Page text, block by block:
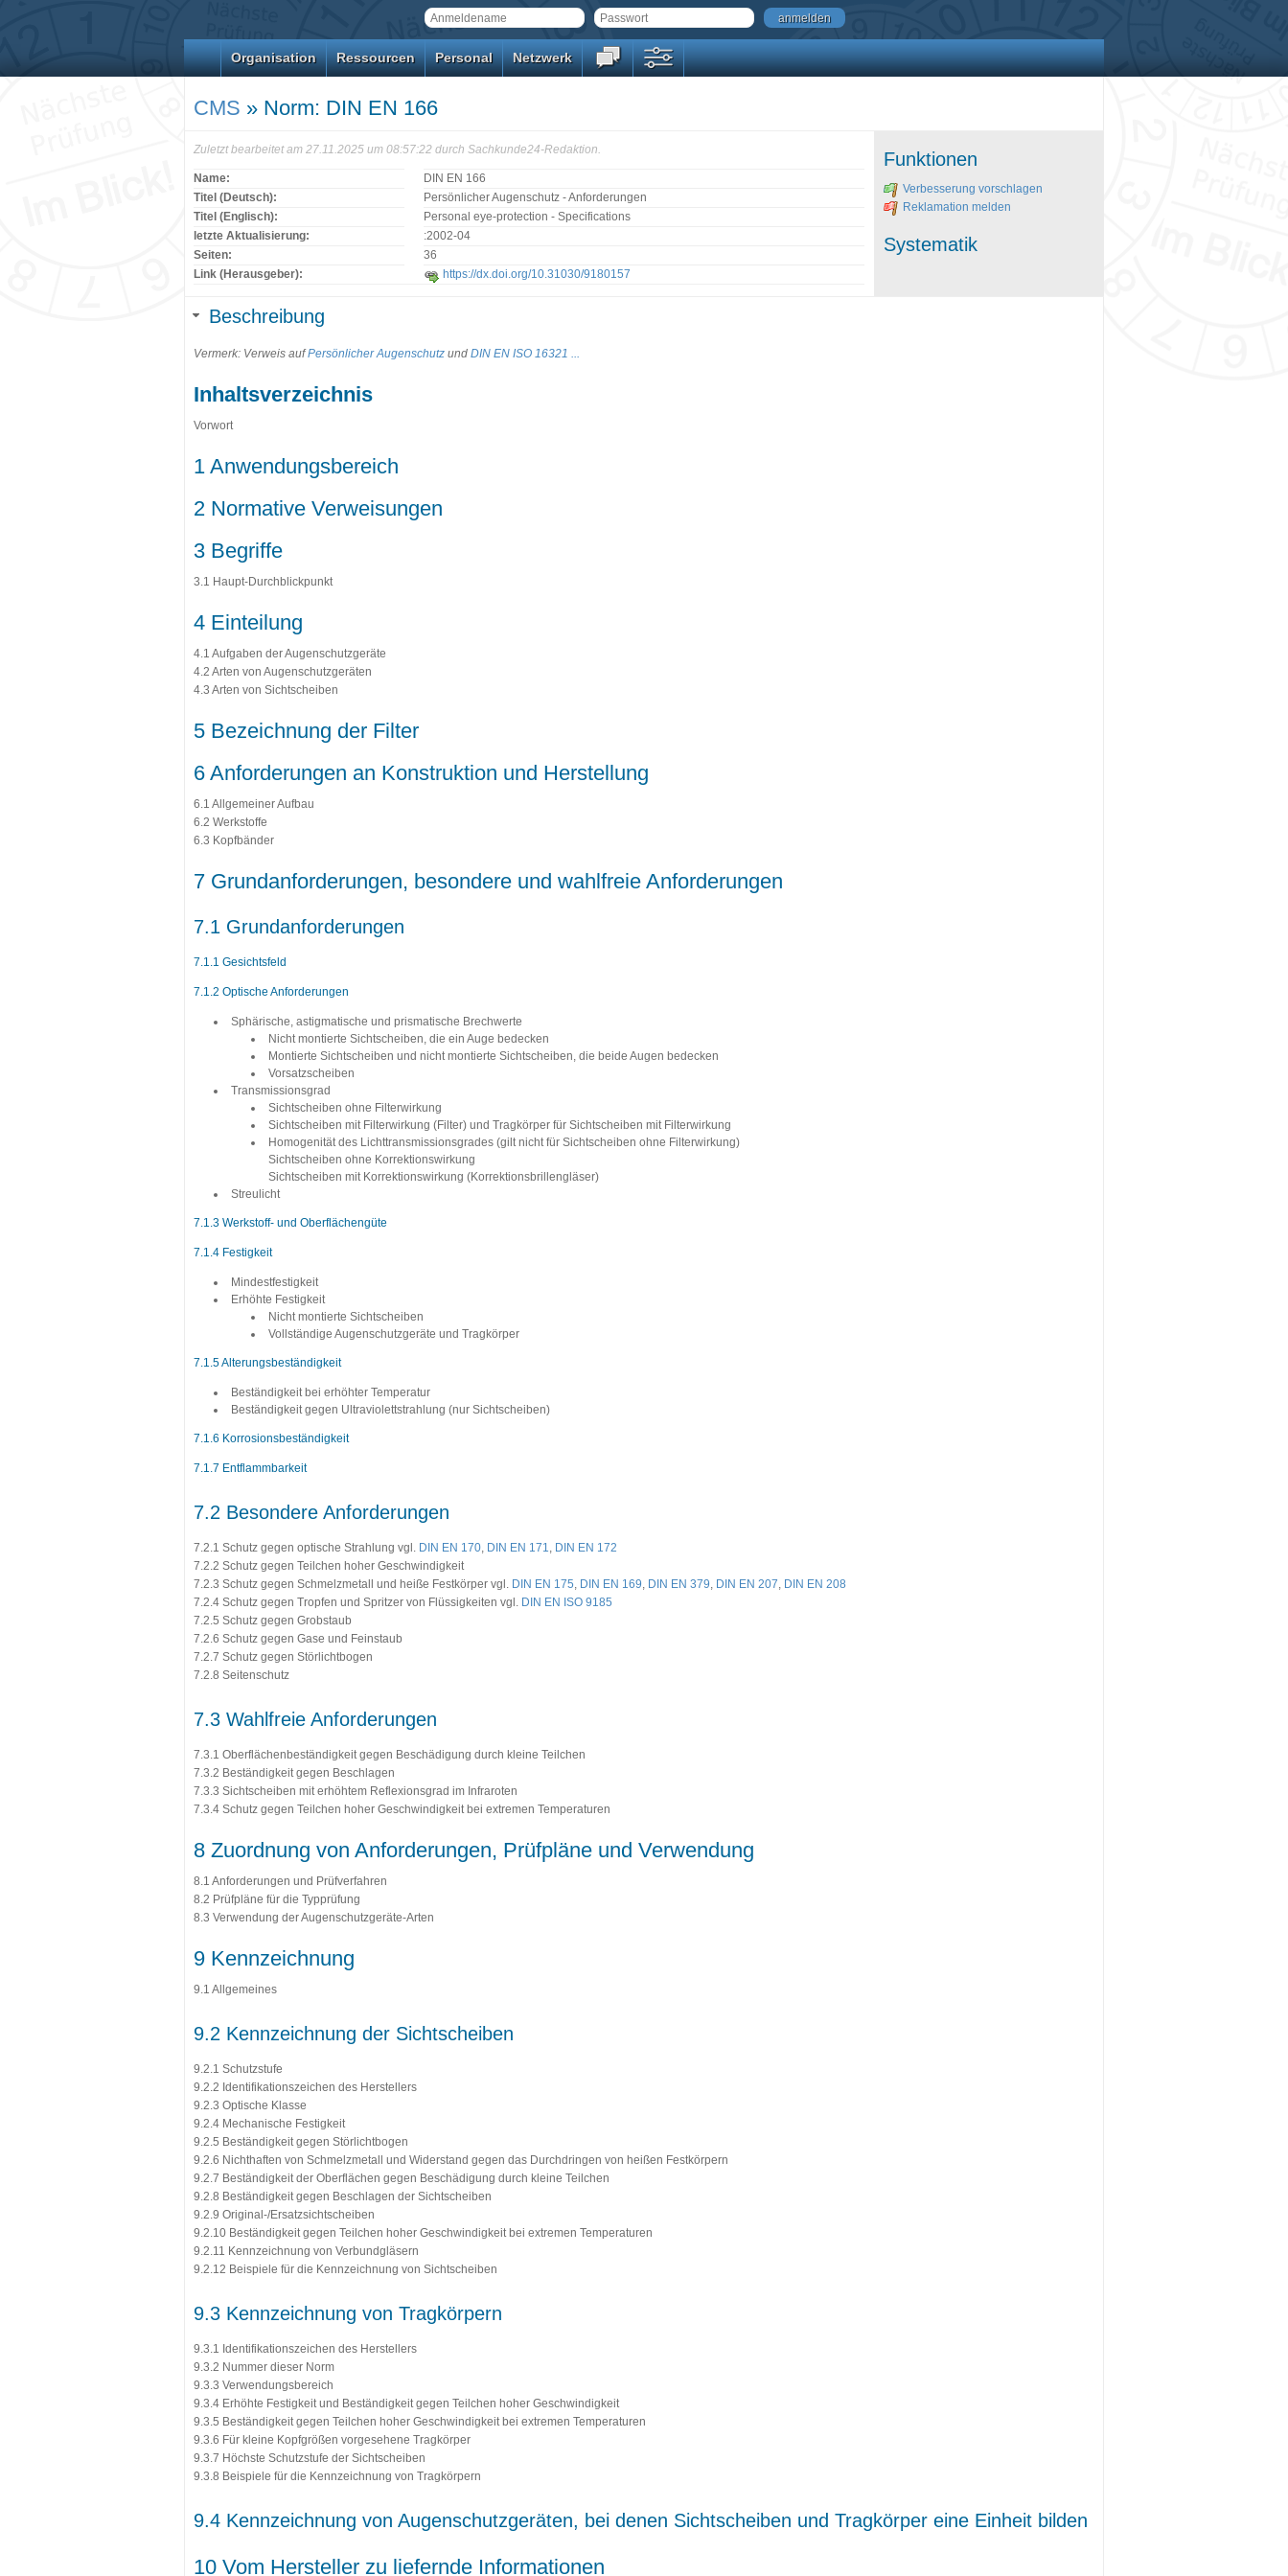
anmelden
Organisation Ressourcen Personal Netzwerk
CMS » Norm: DIN EN 166
Zuletzt bearbeitet am 27.11.2025 um 08:57:22 durch Sachkunde24-Redaktion.
Name:
DIN EN 166
Titel (Deutsch):
Persönlicher Augenschutz - Anforderungen
Titel (Englisch):
Personal eye-protection - Specifications
letzte Aktualisierung:
:2002-04
Seiten:
36
Link (Herausgeber):
https://dx.doi.org/10.31030/9180157
Funktionen
Verbesserung vorschlagen
Reklamation melden
Systematik
Beschreibung
Vermerk: Verweis aufPersönlicher Augenschutz und DIN EN ISO 16321 ...
Inhaltsverzeichnis
Vorwort
1 Anwendungsbereich
2 Normative Verweisungen
3 Begriffe
3.1 Haupt-Durchblickpunkt
4 Einteilung
4.1 Aufgaben der Augenschutzgeräte
4.2 Arten von Augenschutzgeräten
4.3 Arten von Sichtscheiben
5 Bezeichnung der Filter
6 Anforderungen an Konstruktion und Herstellung
6.1 Allgemeiner Aufbau
6.2 Werkstoffe
6.3 Kopfbänder
7 Grundanforderungen, besondere und wahlfreie Anforderungen
7.1 Grundanforderungen
7.1.1 Gesichtsfeld
7.1.2 Optische Anforderungen
Sphärische, astigmatische und prismatische Brechwerte
Nicht montierte Sichtscheiben, die ein Auge bedecken
Montierte Sichtscheiben und nicht montierte Sichtscheiben, die beide Augen bedecken
Vorsatzscheiben
Transmissionsgrad
Sichtscheiben ohne Filterwirkung
Sichtscheiben mit Filterwirkung (Filter) und Tragkörper für Sichtscheiben mit Filterwirkung
Homogenität des Lichttransmissionsgrades (gilt nicht für Sichtscheiben ohne Filterwirkung)
Sichtscheiben ohne Korrektionswirkung
Sichtscheiben mit Korrektionswirkung (Korrektionsbrillengläser)
Streulicht
7.1.3 Werkstoff- und Oberflächengüte
7.1.4 Festigkeit
Mindestfestigkeit
Erhöhte Festigkeit
Nicht montierte Sichtscheiben
Vollständige Augenschutzgeräte und Tragkörper
7.1.5 Alterungsbeständigkeit
Beständigkeit bei erhöhter Temperatur
Beständigkeit gegen Ultraviolettstrahlung (nur Sichtscheiben)
7.1.6 Korrosionsbeständigkeit
7.1.7 Entflammbarkeit
7.2 Besondere Anforderungen
7.2.1 Schutz gegen optische Strahlung vgl. DIN EN 170, DIN EN 171, DIN EN 172
7.2.2 Schutz gegen Teilchen hoher Geschwindigkeit
7.2.3 Schutz gegen Schmelzmetall und heiße Festkörper vgl. DIN EN 175, DIN EN 169, DIN EN 379, DIN EN 207, DIN EN 208
7.2.4 Schutz gegen Tropfen und Spritzer von Flüssigkeiten vgl. DIN EN ISO 9185
7.2.5 Schutz gegen Grobstaub
7.2.6 Schutz gegen Gase und Feinstaub
7.2.7 Schutz gegen Störlichtbogen
7.2.8 Seitenschutz
7.3 Wahlfreie Anforderungen
7.3.1 Oberflächenbeständigkeit gegen Beschädigung durch kleine Teilchen
7.3.2 Beständigkeit gegen Beschlagen
7.3.3 Sichtscheiben mit erhöhtem Reflexionsgrad im Infraroten
7.3.4 Schutz gegen Teilchen hoher Geschwindigkeit bei extremen Temperaturen
8 Zuordnung von Anforderungen, Prüfpläne und Verwendung
8.1 Anforderungen und Prüfverfahren
8.2 Prüfpläne für die Typprüfung
8.3 Verwendung der Augenschutzgeräte-Arten
9 Kennzeichnung
9.1 Allgemeines
9.2 Kennzeichnung der Sichtscheiben
9.2.1 Schutzstufe
9.2.2 Identifikationszeichen des Herstellers
9.2.3 Optische Klasse
9.2.4 Mechanische Festigkeit
9.2.5 Beständigkeit gegen Störlichtbogen
9.2.6 Nichthaften von Schmelzmetall und Widerstand gegen das Durchdringen von heißen Festkörpern
9.2.7 Beständigkeit der Oberflächen gegen Beschädigung durch kleine Teilchen
9.2.8 Beständigkeit gegen Beschlagen der Sichtscheiben
9.2.9 Original-/Ersatzsichtscheiben
9.2.10 Beständigkeit gegen Teilchen hoher Geschwindigkeit bei extremen Temperaturen
9.2.11 Kennzeichnung von Verbundgläsern
9.2.12 Beispiele für die Kennzeichnung von Sichtscheiben
9.3 Kennzeichnung von Tragkörpern
9.3.1 Identifikationszeichen des Herstellers
9.3.2 Nummer dieser Norm
9.3.3 Verwendungsbereich
9.3.4 Erhöhte Festigkeit und Beständigkeit gegen Teilchen hoher Geschwindigkeit
9.3.5 Beständigkeit gegen Teilchen hoher Geschwindigkeit bei extremen Temperaturen
9.3.6 Für kleine Kopfgrößen vorgesehene Tragkörper
9.3.7 Höchste Schutzstufe der Sichtscheiben
9.3.8 Beispiele für die Kennzeichnung von Tragkörpern
9.4 Kennzeichnung von Augenschutzgeräten, bei denen Sichtscheiben und Tragkörper eine Einheit bilden
10 Vom Hersteller zu liefernde Informationen